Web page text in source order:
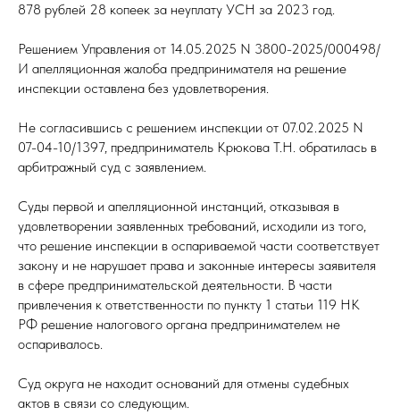
878 рублей 28 копеек за неуплату УСН за 2023 год.
Решением Управления от 14.05.2025 N 3800-2025/000498/
И апелляционная жалоба предпринимателя на решение
инспекции оставлена без удовлетворения.
Не согласившись с решением инспекции от 07.02.2025 N
07-04-10/1397, предприниматель Крюкова Т.Н. обратилась в
арбитражный суд с заявлением.
Суды первой и апелляционной инстанций, отказывая в
удовлетворении заявленных требований, исходили из того,
что решение инспекции в оспариваемой части соответствует
закону и не нарушает права и законные интересы заявителя
в сфере предпринимательской деятельности. В части
привлечения к ответственности по пункту 1 статьи 119 НК
РФ решение налогового органа предпринимателем не
оспаривалось.
Суд округа не находит оснований для отмены судебных
актов в связи со следующим.